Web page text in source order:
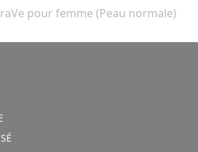
pour femme (Peau normale)